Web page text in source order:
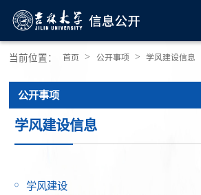
当前位置： 首页 > 公开事项 > 学风建设信息
公开事项
学风建设信息
学风建设